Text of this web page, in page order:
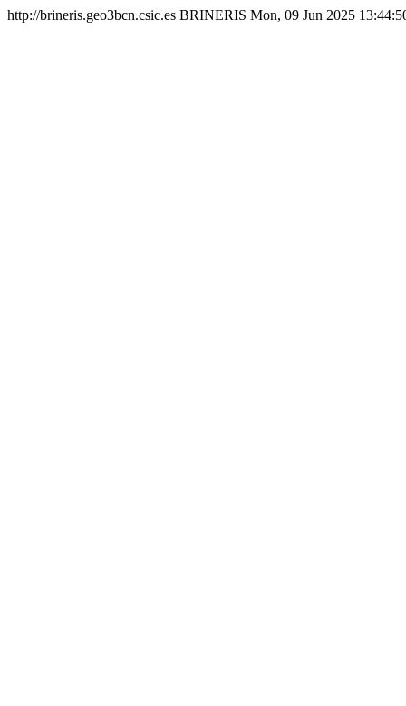
http://brineris.geo3bcn.csic.es BRINERIS Mon, 09 Jun 2025